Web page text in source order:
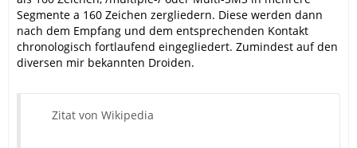
Segmente a 160 Zeichen zergliedern. Diese werden dann
nach dem Empfang und dem entsprechenden Kontakt
chronologisch fortlaufend eingegliedert. Zumindest auf den
diversen mir bekannten Droiden.
Zitat von Wikipedia